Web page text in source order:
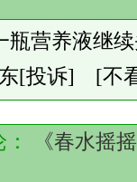
瓶营养液继
[投诉] [不
《春水摇